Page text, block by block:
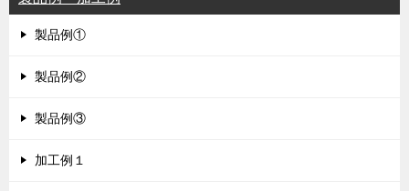
製品例①
製品例②
製品例③
加工例１